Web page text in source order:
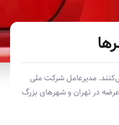
مدیرعامل شرکت ملی
و اعلام کرد عرضه در تهران و شهرهای بزرگ